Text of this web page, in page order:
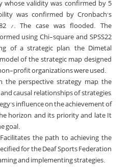
whose validity was confirmed by 5
was confirmed by Cronbach's
/. The case was flooded. The
using Chi-square and SPSS22
of a strategic plan, the Dimetal
of the strategic map designed
profit organizations were used.
the perspective, strategy map, the
causal relationships of strategies,
influence on the achievement of
horizon, and its priority and late It
goal.
the path to achieving the
for the Deaf Sports Federation
and implementing strategies.